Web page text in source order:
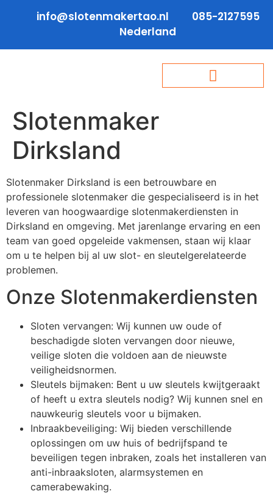
info@slotenmakertao.nl
085-2127595
Nederland
Slotenmaker
Dirksland
Slotenmaker Dirksland is een betrouwbare en
professionele slotenmaker die gespecialiseerd is in het
leveren van hoogwaardige slotenmakerdiensten in
Dirksland en omgeving. Met jarenlange ervaring en een
team van goed opgeleide vakmensen, staan wij klaar
om u te helpen bij al uw slot- en sleutelgerelateerde
problemen.
Onze Slotenmakerdiensten
Sloten vervangen: Wij kunnen uw oude of
beschadigde sloten vervangen door nieuwe,
veilige sloten die voldoen aan de nieuwste
veiligheidsnormen.
Sleutels bijmaken: Bent u uw sleutels kwijtgeraakt
of heeft u extra sleutels nodig? Wij kunnen snel en
nauwkeurig sleutels voor u bijmaken.
Inbraakbeveiliging: Wij bieden verschillende
oplossingen om uw huis of bedrijfspand te
beveiligen tegen inbraken, zoals het installeren van
anti-inbraaksloten, alarmsystemen en
camerabewaking.